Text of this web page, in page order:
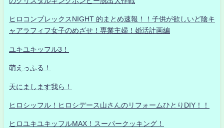
ヒロコンプレックスNIGHT 的まとめ速報！！子供が欲しいど陰キ
ャアラフィフ女子のめざせ！専業主婦！婚活計画編
ユキユキッフル3！
萌えっふる！
天にまします我ら！
ヒロシッフル！ヒロシデース山さんのリフォームひとりDIY！！
ヒロユキユキッフルMAX！スーパークッキング！